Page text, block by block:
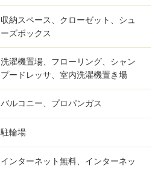
収納スペース、クローゼット、シュ
ーズボックス
洗濯機置場、フローリング、シャン
プードレッサ、室内洗濯機置き場
バルコニー、プロパンガス
駐輪場
インターネット無料、インターネッ